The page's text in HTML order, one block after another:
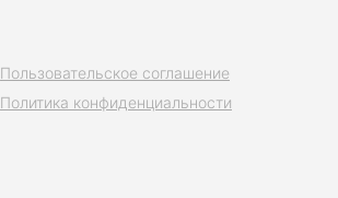
Пользовательское соглашение
Политика конфиденциальности